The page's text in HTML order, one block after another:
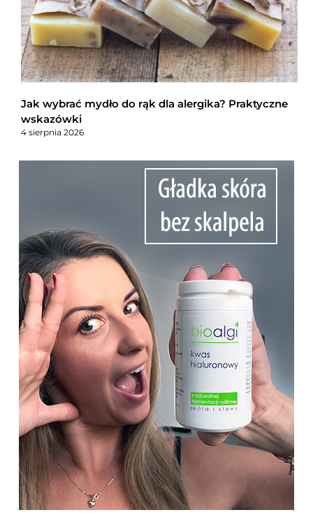
Jak wybrać mydło do rąk dla alergika? Praktyczne
wskazówki
4 sierpnia 2026